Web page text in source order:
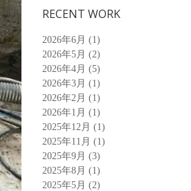
RECENT WORK
2026年6月 (1)
2026年5月 (2)
2026年4月 (5)
2026年3月 (1)
2026年2月 (1)
2026年1月 (1)
2025年12月 (1)
2025年11月 (1)
2025年9月 (3)
2025年8月 (1)
2025年5月 (2)